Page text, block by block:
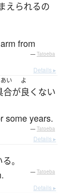
えられるの
from
— Tatoeba
Details ▸
い
合が
よ
良くない
some years.
— Tatoeba
Details ▸
る。
— Tatoeba
Details ▸